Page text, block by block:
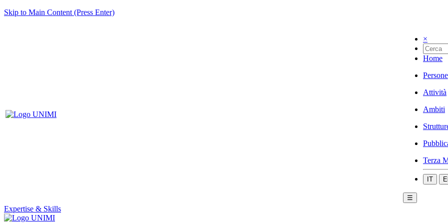
Skip to Main Content (Press Enter)
×
Home
Persone
Attività
Ambiti
Terza
IT
☰
Expertise & Skills